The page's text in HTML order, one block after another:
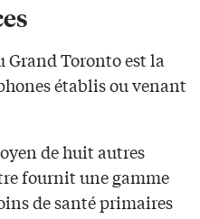
Grand Toronto est la
établis ou venant
de huit autres
fournit une gamme
de santé primaires